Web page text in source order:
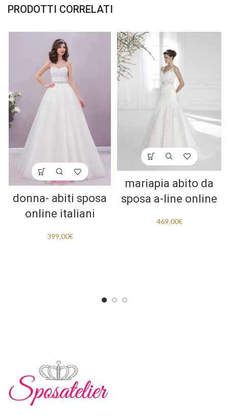
PRODOTTI CORRELATI
donna- abiti sposa
online italiani
399,00€
mariapia abito da
sposa a-line online
469,00€